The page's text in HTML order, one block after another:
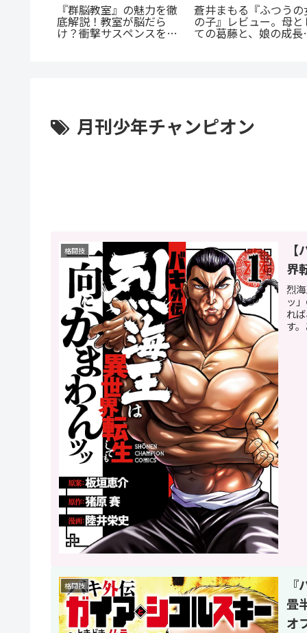
『群脳教室』の魅力を徹
底解説！教室が脳だら
け？衝撃サスペンスを今
蒼井まもる『ふつうの
の子』レビュー。母と
ての葛藤と、娘の成長
涙が止まらない
月刊少年チャンピオン
格闘技
界
烈
ッ
れ
す
格闘技
畳
オ